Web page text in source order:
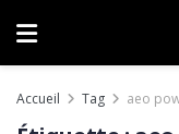
Accueil Tag aeo